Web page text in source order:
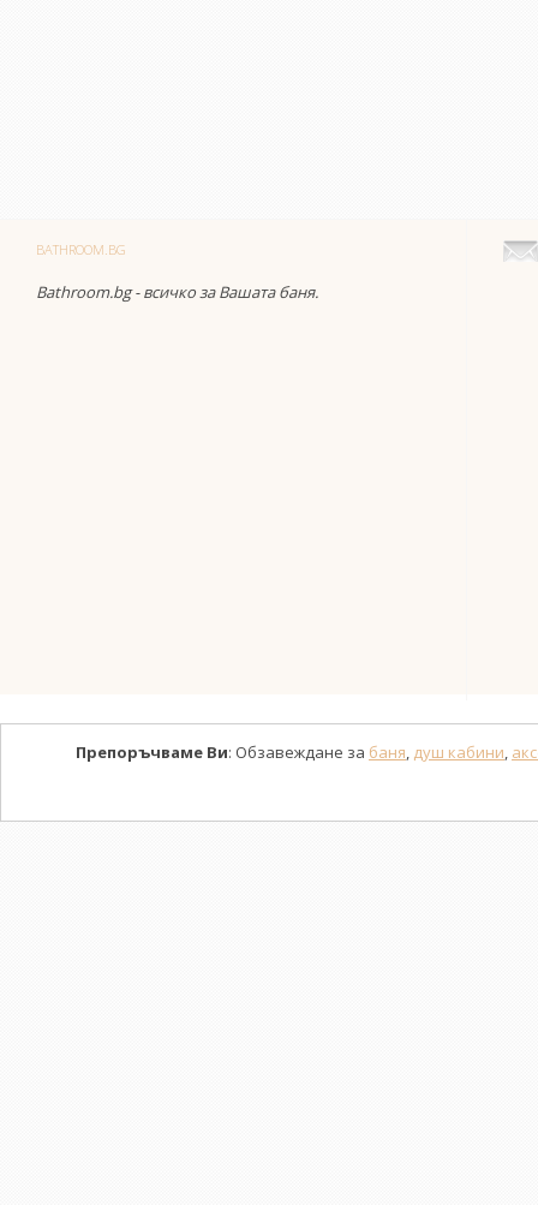
BATHROOM.BG
Bathroom.bg - всичко за Вашата баня.
Препоръчваме Ви: Обзавеждане за баня, душ кабини,